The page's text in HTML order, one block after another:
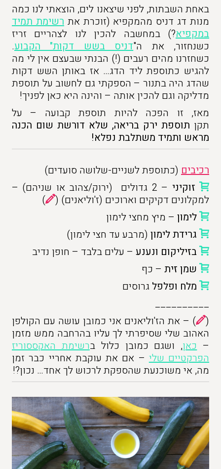
באחת השבתות, לפני שיצאנו לים, הוצאתי לנו כמה
מנות דג דניס מהמקפיא (זוכרת אתרשימת תמיד
במקפיא?) במחשבה להכין לנו לצהריים זריז
כשנחזור, את ה"דניס בשש דקות" הקבוע.
כשחזרנו מהים רעבים (!) הבנתי שבעצם אין לי מה
להגיש כתוספת ליד הדג… אז באותן השש דקות
שהדג היה בתנור – הספקתי גם לחשוב על תוספת
מדליקה וגם להכין אותה – והינה היא כאן לפניך!
מאז, זו הפכה להיות תוספת קבועה – על
תקן תוספת ירק בריאה, שלא דורשת שום הכנה
מראש ותמיד משתלבת נפלא!
רכיבים (כתוספת לשניים-שלושה סועדים)
זוקיני
– 2 גדולים (ירוק/צהוב או שניהם) –
למקלונים דקיקים וארוכים (ז'וליאנים) (
)
לימון – מיץ מחצי לימון
גרידת לימון (מרבע עד חצי לימון)
בזיליקום ונענע – עלים בלבד – חופן נדיב
שמן זית – כף
מלח ופלפל גרוסים
__________
(
) – את הז'וליאנים אני כמובן עושה עם הקולפן
האהוב שלי שסיפרתי לך עליו בהרחבה ממש מזמן
–כאן, ושגם כמובן כלול ברשימת האקססוריז
הפרקטיים שלי– אם את עוקבת אחריי כבר זמן
מה, אי משוכנעת שהספקת לרכוש לך אחד… נכון?!